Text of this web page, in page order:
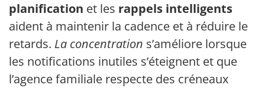
planification et les rappels intelligents
aident à maintenir la cadence et à réduire les
retards. La concentration s’améliore lorsque
les notifications inutiles s’éteignent et que
l’agence familiale respecte des créneaux